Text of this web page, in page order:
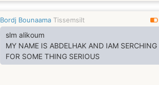
Bordj Bounaama Tissemsilt
slm alikoum
MY NAME IS ABDELHAK AND IAM SERCHING
FOR SOME THING SERIOUS